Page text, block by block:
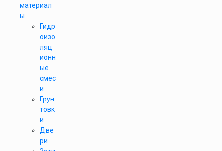
материал
ы
Гидр
оизо
ляц
ионн
ые
смес
и
Грун
товк
и
Две
ри